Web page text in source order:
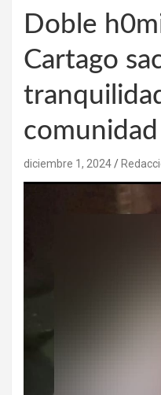
Doble
Cartago
comunidad
diciembre 1, 2024